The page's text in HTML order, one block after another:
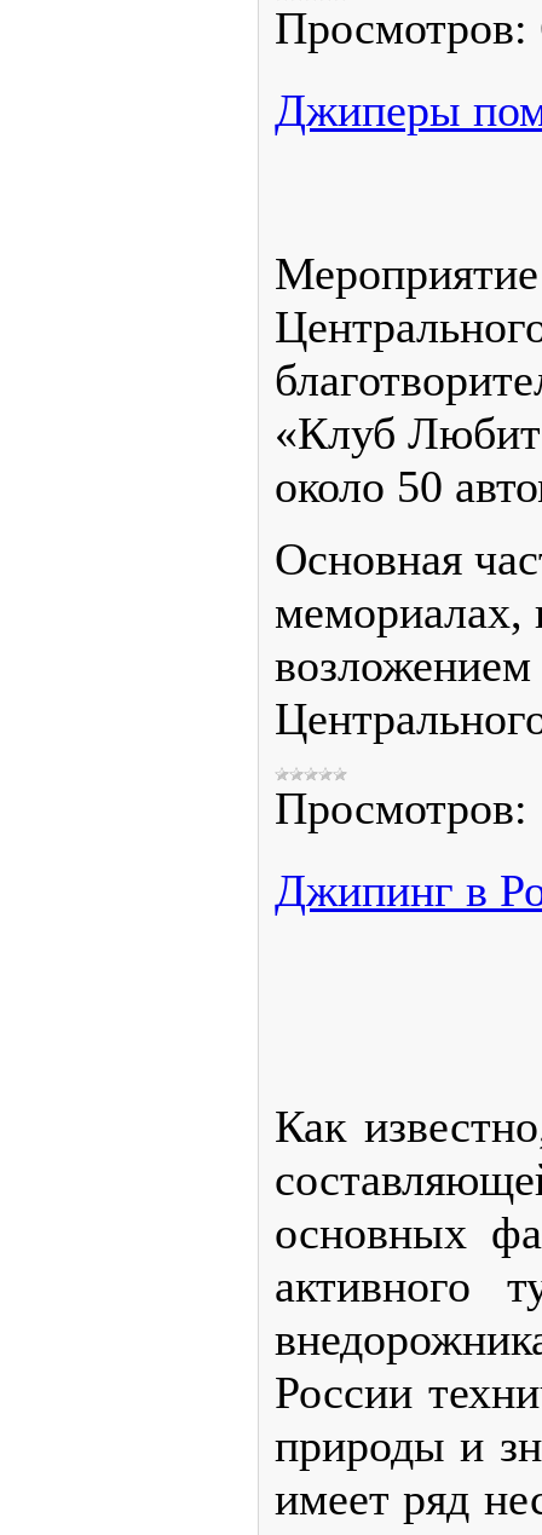
Просмотров:
Джиперы
«Клуб
около 50
Основная
мемориалах,
возложением
Просмотров:
Джипинг в
Как
основных
активного
России
природы и
имеет ряд